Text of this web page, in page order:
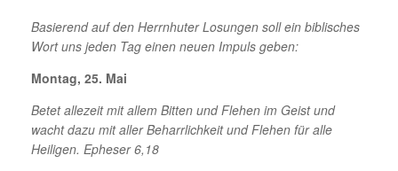
Basierend auf den Herrnhuter Losungen soll ein biblisches
Wort uns jeden Tag einen neuen Impuls geben:
Montag, 25. Mai
Betet allezeit mit allem Bitten und Flehen im Geist und
wacht dazu mit aller Beharrlichkeit und Flehen für alle
Heiligen. Epheser 6,18